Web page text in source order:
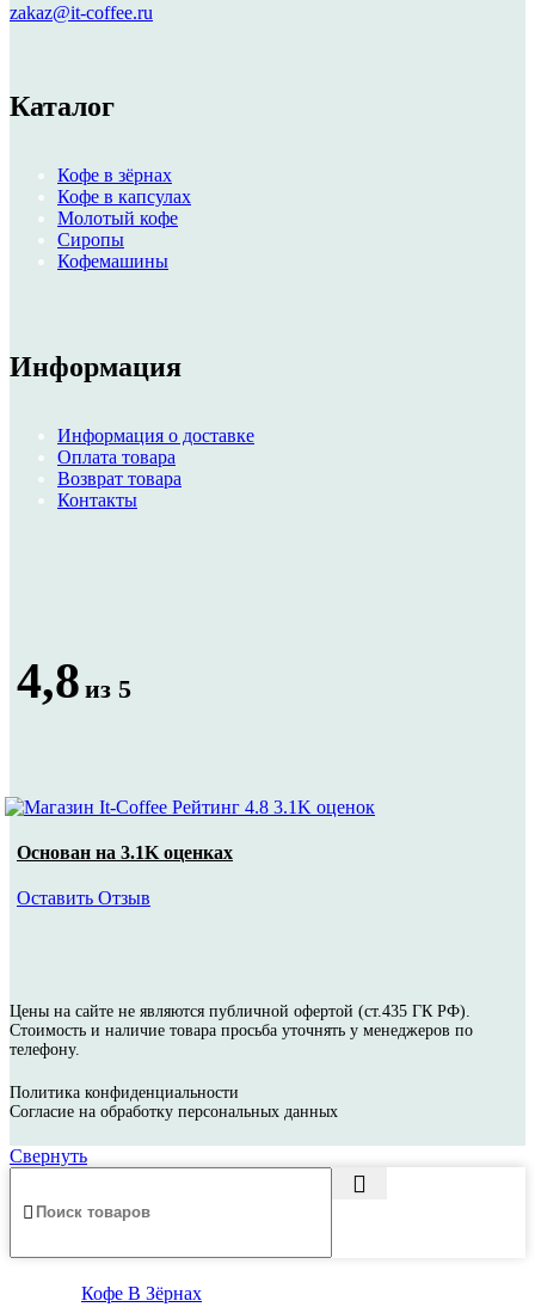
zakaz@it-coffee.ru
Каталог
Кофе в зёрнах
Кофе в капсулах
Молотый кофе
Сиропы
Кофемашины
Информация
Информация о доставке
Оплата товара
Возврат товара
Контакты
4,8 из 5
Основан на 3.1K оценках
Оставить Отзыв
Цены на сайте не являются публичной офертой (ст.435 ГК РФ).
Стоимость и наличие товара просьба уточнять у менеджеров по
телефону.
Политика конфиденциальности
Согласие на обработку персональных данных
Свернуть
Кофе В Зёрнах